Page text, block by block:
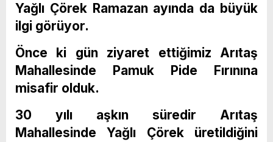
Yağlı Çörek Ramazan ayında da büyük
ilgi görüyor.
Önce ki gün ziyaret ettiğimiz Arıtaş
Mahallesinde Pamuk Pide Fırınına
misafir olduk.
30 yılı aşkın süredir Arıtaş
Mahallesinde Yağlı Çörek üretildiğini